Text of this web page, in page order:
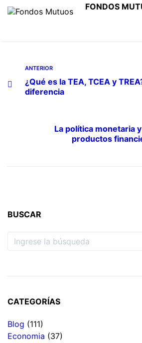
FONDOS
ANTERIOR
¿Qué es la TEA, TCEA y
diferencia
La política monetaria
productos
BUSCAR
CATEGORÍAS
Blog (111)
Economia (37)